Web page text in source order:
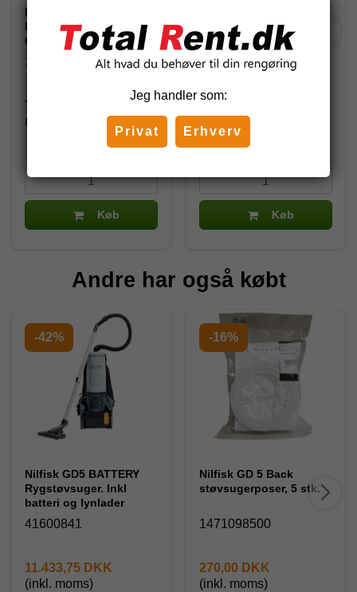
Nilfisk Standard
håndtag, sort/blå -
Original, ø32 mm
107421446
73,75 DKK
(inkl. moms)
Køb
GD1010, VP300, VP400,
VP500, GD910 10 stk.
1408618000
293,75 DKK
(inkl. moms)
Køb
Andre har også købt
-42%
Nilfisk GD5 BATTERY
Rygstøvsuger. Inkl
batteri og lynlader
41600841
11.433,75 DKK
(inkl. moms)
-16%
Nilfisk GD 5 Back
støvsugerposer, 5 stk.
1471098500
270,00 DKK
(inkl. moms)
Jeg handler som:
Privat Erhverv